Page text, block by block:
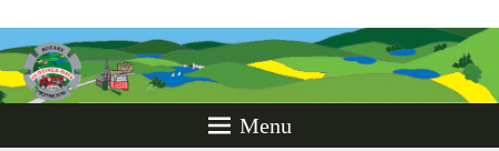
Rotary
Oldtimer
Menu